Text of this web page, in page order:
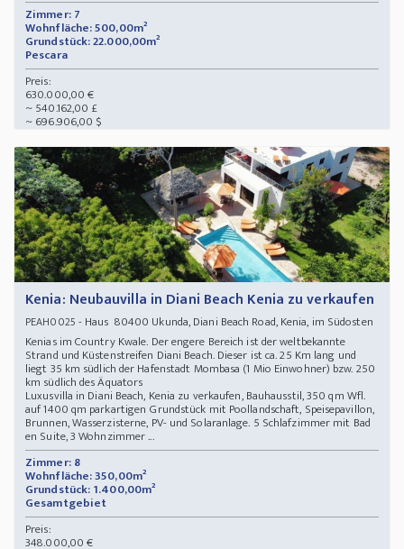
Zimmer: 7
Wohnfläche: 500,00m²
Grundstück: 22.000,00m²
Pescara
Preis:
630.000,00 €
~ 540.162,00 £
~ 696.906,00 $
Kenia: Neubauvilla in Diani Beach Kenia zu verkaufen
PEAH0025 - Haus 80400 Ukunda, Diani Beach Road, Kenia, im Südosten
Kenias im Country Kwale. Der engere Bereich ist der weltbekannte
Strand und Küstenstreifen Diani Beach. Dieser ist ca. 25 Km lang und
liegt 35 km südlich der Hafenstadt Mombasa (1 Mio Einwohner) bzw. 250
km südlich des Äquators
Luxusvilla in Diani Beach, Kenia zu verkaufen, Bauhausstil, 350 qm Wfl.
auf 1400 qm parkartigen Grundstück mit Poollandschaft, Speisepavillon,
Brunnen, Wasserzisterne, PV- und Solaranlage. 5 Schlafzimmer mit Bad
en Suite, 3 Wohnzimmer ...
Zimmer: 8
Wohnfläche: 350,00m²
Grundstück: 1.400,00m²
Gesamtgebiet
Preis:
348.000,00 €